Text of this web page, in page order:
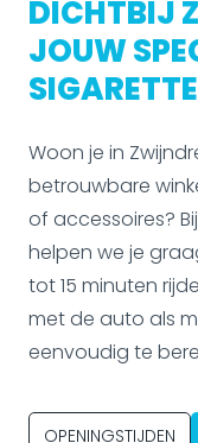
DICHTBIJ
JOUW
Woon je in
betrouwbare
of accessoires? Bij
helpen we je
tot 15 minuten
met de auto als
eenvoudig te
OPENINGSTIJDEN